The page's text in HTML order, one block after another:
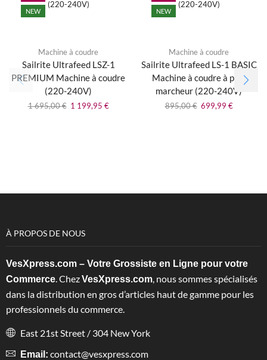
NEW
Machine à coudre
Sailrite Ultrafeed LSZ-1
PREMIUM Machine à coudre
(220-240V)
1 695,00€ 1 199,95 €
NEW
Machine à coudre
Sailrite Ultrafeed LS-1 BASIC
Machine à coudre à pied
marcheur (220-240V)
895,00€ 699,99 €
À PROPOS DE NOUS
VesXpress.com – Votre Grossiste en Ligne pour votre
Commerce . ChezVesXpress.com , nous sommes spécialisés
dans la distribution en gros d’articles haut de gamme pour les
professionnels du commerce.
East 21st Street / 304 New York
Email: contact@vesxpress.com